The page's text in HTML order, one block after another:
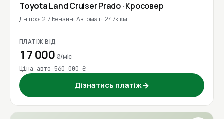
ToyotaLand Cruiser Prado· Кросовер
Дніпро 2.7 Бензин Автомат 247к км
ПЛАТІЖ ВІД
17 000 ₴/міс
Ціна авто 560 000 ₴
Дізнатись платіж→